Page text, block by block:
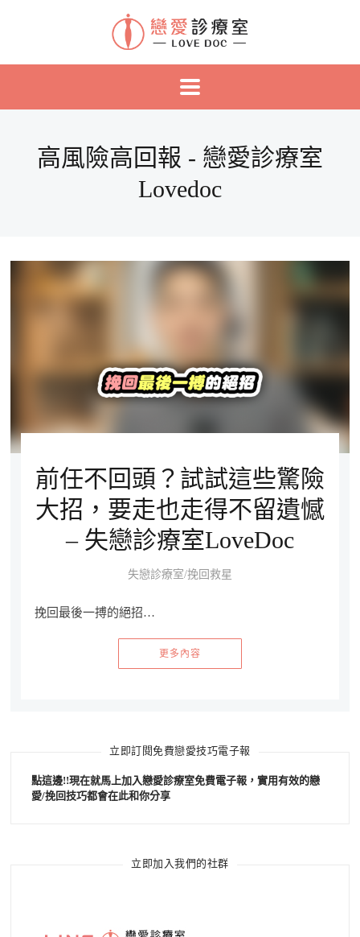
高風險高回報 - 戀愛診療室
Lovedoc
前任不回頭？試試這些驚險
大招，要走也走得不留遺憾
– 失戀診療室LoveDoc
失戀診療室/挽回救星
挽回最後一搏的絕招…
更多內容
立即訂閱免費戀愛技巧電子報
點這邊!!現在就馬上加入戀愛診療室免費電子報，實用有效的戀
愛/挽回技巧都會在此和你分享
立即加入我們的社群